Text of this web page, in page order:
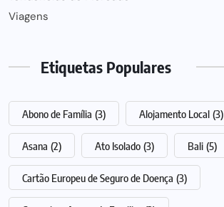
Viagens
Etiquetas Populares
Abono de Família (3) Alojamento Local (3)
Asana (2) Ato Isolado (3) Bali (5)
Cartão Europeu de Seguro de Doença (3)